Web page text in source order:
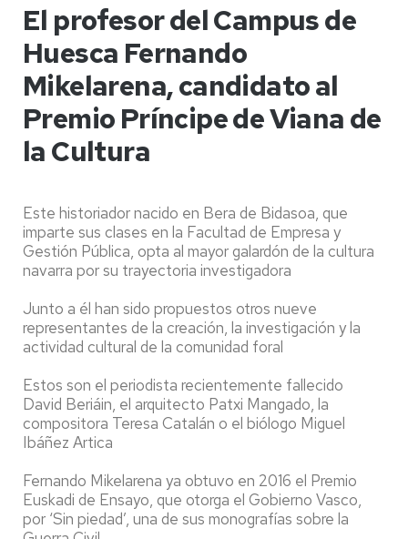
El profesor del Campus de
Huesca Fernando
Mikelarena, candidato al
Premio Príncipe de Viana de
la Cultura
Este historiador nacido en Bera de Bidasoa, que
imparte sus clases en la Facultad de Empresa y
Gestión Pública, opta al mayor galardón de la cultura
navarra por su trayectoria investigadora
Junto a él han sido propuestos otros nueve
representantes de la creación, la investigación y la
actividad cultural de la comunidad foral
Estos son el periodista recientemente fallecido
David Beriáin, el arquitecto Patxi Mangado, la
compositora Teresa Catalán o el biólogo Miguel
Ibáñez Artica
Fernando Mikelarena ya obtuvo en 2016 el Premio
Euskadi de Ensayo, que otorga el Gobierno Vasco,
por ‘Sin piedad’, una de sus monografías sobre la